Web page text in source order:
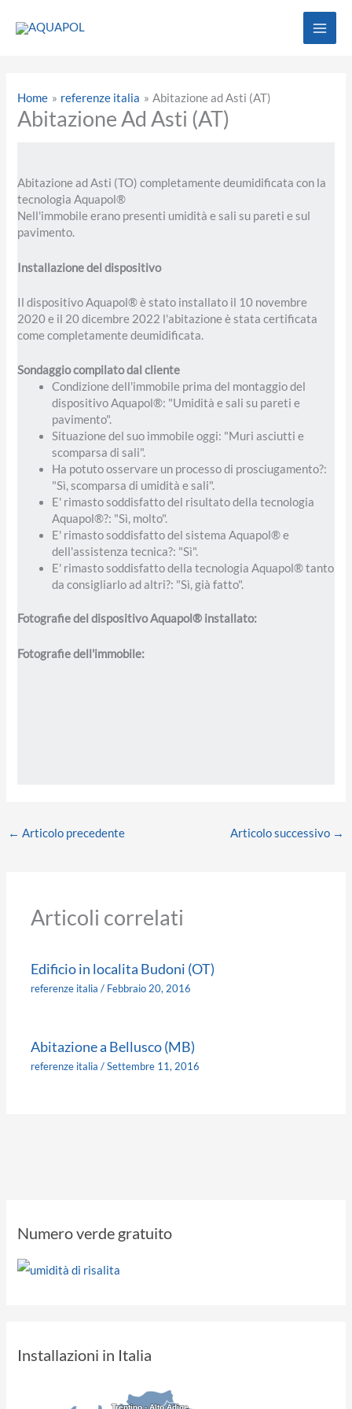
Home referenze italia Abitazione ad Asti (AT)
Abitazione Ad Asti (AT)
Abitazione ad Asti (TO) completamente deumidificata con la
tecnologia Aquapol®
Nell'immobile erano presenti umidità e sali su pareti e sul
pavimento.
Installazione del dispositivo
Il dispositivo Aquapol® è stato installato il 10 novembre
2020 e il 20 dicembre 2022 l'abitazione è stata certificata
come completamente deumidificata.
Sondaggio compilato dal cliente
Condizione dell'immobile prima del montaggio del
dispositivo Aquapol®: "Umidità e sali su pareti e
pavimento".
Situazione del suo immobile oggi: "Muri asciutti e
scomparsa di sali".
Ha potuto osservare un processo di prosciugamento?:
"Sì, scomparsa di umidità e sali".
E' rimasto soddisfatto del risultato della tecnologia
Aquapol®?: "Sì, molto".
E' rimasto soddisfatto del sistema Aquapol® e
dell'assistenza tecnica?: "Sì".
E' rimasto soddisfatto della tecnologia Aquapol® tanto
da consigliarlo ad altri?: "Sì, già fatto".
Fotografie del dispositivo Aquapol® installato:
Fotografie dell'immobile:
← Articolo precedente Articolo successivo →
Articoli correlati
Edificio in localita Budoni (OT)
referenze italia / Febbraio 20, 2016
Abitazione a Bellusco (MB)
referenze italia /Settembre 11, 2016
Numero verde gratuito
Installazioni in Italia
Trentino - Alto Adige
Trentino - Alto Adige